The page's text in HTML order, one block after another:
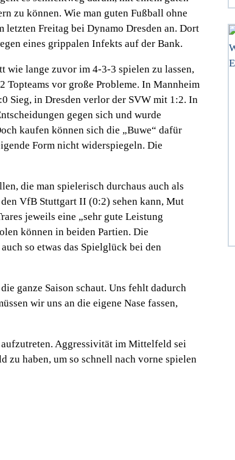
zu können. Wie man guten Fußball ohne
letzten Freitag bei Dynamo Dresden an. Dort
eines grippalen Infekts auf der Bank.
wie lange zuvor im 4-3-3 spielen zu lassen,
vor große Probleme. In Mannheim
Sieg, in Dresden verlor der SVW mit 1:2. In
gegen sich und wurde
kaufen können sich die „Buwe“ dafür
Form nicht widerspiegeln. Die
die man spielerisch durchaus auch als
VfB Stuttgart II (0:2) sehen kann, Mut
jeweils eine „sehr gute Leistung
können in beiden Partien. Die
so etwas das Spielglück bei den
ganze Saison schaut. Uns fehlt dadurch
wir uns an die eigene Nase fassen,
Aggressivität im Mittelfeld sei
haben, um so schnell nach vorne spielen